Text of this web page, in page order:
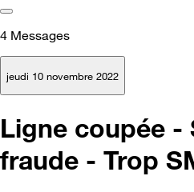
4 Messages
jeudi 10 novembre 2022
Ligne coupée -
fraude - Trop